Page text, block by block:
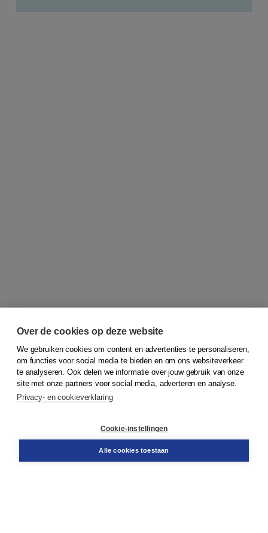
© 2026Koninklijke Boom uitgevers
Bestellen
Over de cookies op deze website
We gebruiken cookies om content en advertenties te personaliseren,
om functies voor social media te bieden en om ons websiteverkeer
te analyseren. Ook delen we informatie over jouw gebruik van onze
site met onze partners voor social media, adverteren en analyse.
Privacy- en cookieverklaring
Cookie-instellingen
Alle cookies toestaan